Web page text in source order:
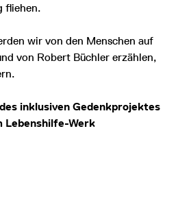
fliehen.
wir von den Menschen auf
von Robert Büchler erzählen,
inklusiven Gedenkprojektes
Lebenshilfe-Werk